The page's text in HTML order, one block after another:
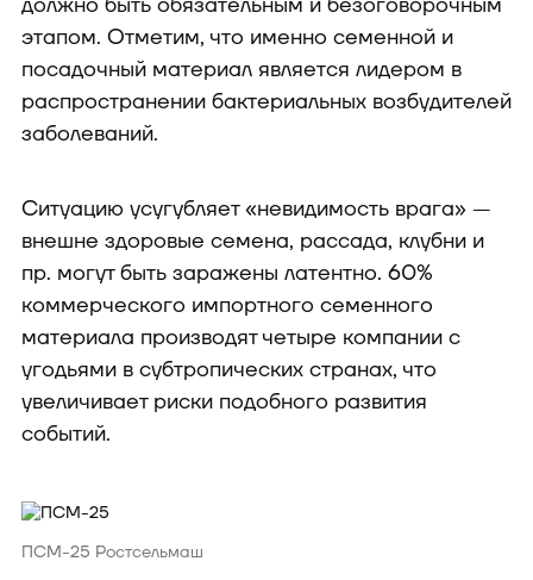
этапом. Отметим, что именно семенной и
посадочный материал является лидером в
распространении бактериальных возбудителей
заболеваний.
Ситуацию усугубляет «невидимость врага» —
внешне здоровые семена, рассада, клубни и
пр. могут быть заражены латентно. 60%
коммерческого импортного семенного
материала производят четыре компании с
угодьями в субтропических странах, что
увеличивает риски подобного развития
событий.
ПСМ-25 Ростсельмаш